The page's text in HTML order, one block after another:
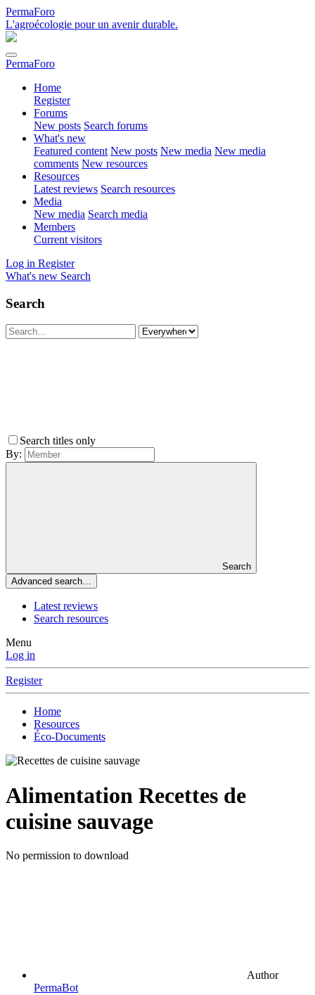
PermaForo
L'agroécologie pour un avenir durable.
PermaForo
Home
Register
Forums
New posts Search forums
What's new
Featured content New posts New media New media
comments New resources
Resources
Latest reviews Search resources
Media
New media Search media
Members
Current visitors
Log in Register
What's new Search
Search
Search titles only
By:
Search
Advanced search…
Latest reviews
Search resources
Menu
Log in
Register
Home
Resources
Éco-Documents
Alimentation Recettes de
cuisine sauvage
No permission to download
Author
PermaBot